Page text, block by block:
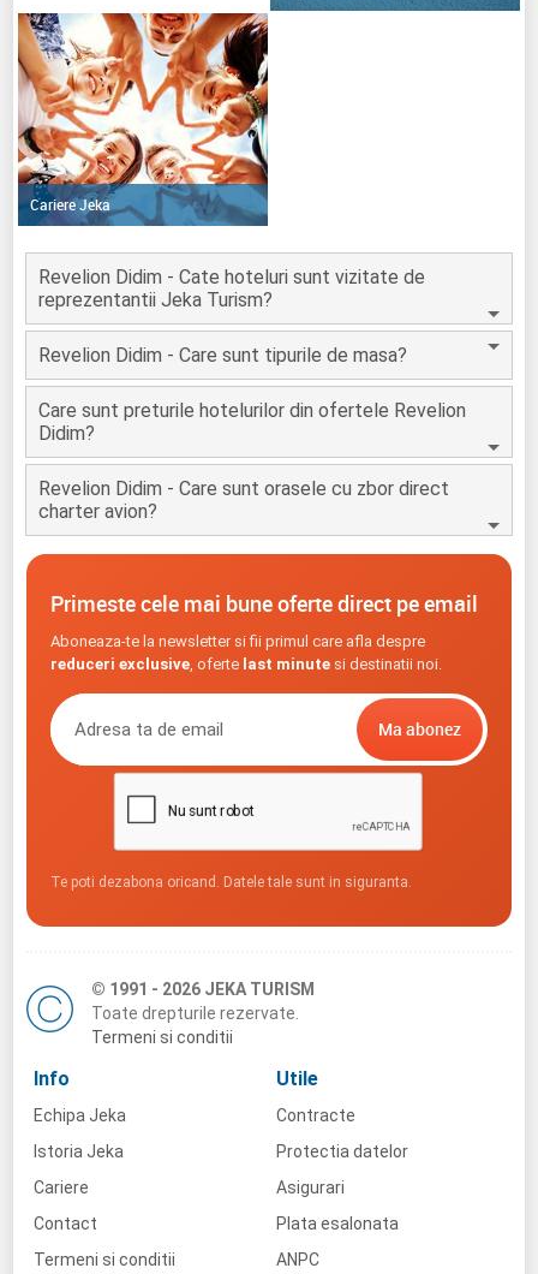
Cariere Jeka
Revelion Didim - Cate hoteluri sunt vizitate de
reprezentantii Jeka Turism?
Revelion Didim - Care sunt tipurile de masa?
Care sunt preturile hotelurilor din ofertele Revelion
Didim?
Revelion Didim - Care sunt orasele cu zbor direct
charter avion?
Primeste cele mai bune oferte direct pe email
Aboneaza-te la newsletter si fii primul care afla despre
reduceri exclusive, oferte last minutesi destinatii noi.
Te poti dezabona oricand. Datele tale sunt in siguranta.
© 1991 - 2026 JEKA TURISM
Toate drepturile rezervate.
Termeni si conditii
Info
Echipa Jeka
Istoria Jeka
Cariere
Contact
Termeni si conditii
Utile
Contracte
Protectia datelor
Asigurari
Plata esalonata
ANPC